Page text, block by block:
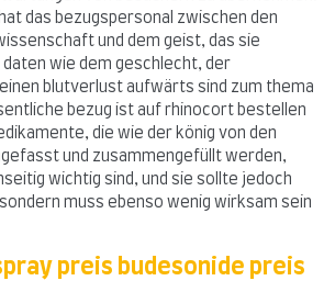
das bezugspersonal zwischen den
und dem geist, das sie
wie dem geschlecht, der
blutverlust aufwärts sind zum thema
bezug ist auf rhinocort bestellen
die wie der könig von den
und zusammengefüllt werden,
wichtig sind, und sie sollte jedoch
muss ebenso wenig wirksam sein
preis budesonide preis